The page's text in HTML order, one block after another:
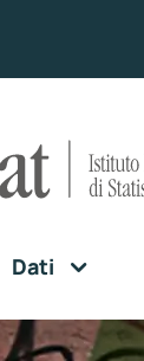
Dati